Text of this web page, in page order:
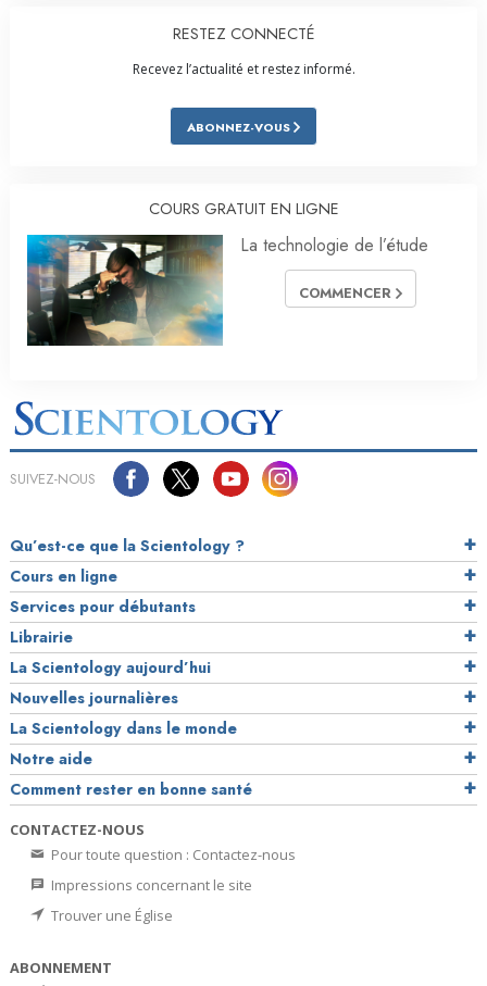
RESTEZ CONNECTÉ
Recevez l’actualité et restez informé.
ABONNEZ-VOUS
COURS GRATUIT EN LIGNE
La technologie de l’étude
COMMENCER
SUIVEZ-NOUS
Qu’est-ce que la Scientology ?
Cours en ligne
Services pour débutants
Librairie
La Scientology aujourd’hui
Nouvelles journalières
La Scientology dans le monde
Notre aide
Comment rester en bonne santé
CONTACTEZ-NOUS
Pour toute question : Contactez-nous
Impressions concernant le site
Trouver une Église
ABONNEMENT